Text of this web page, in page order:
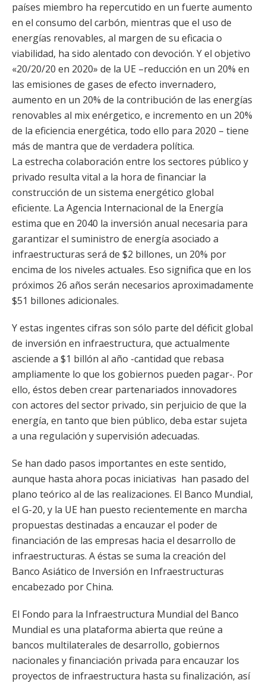
países miembro ha repercutido en un fuerte aumento
en el consumo del carbón, mientras que el uso de
energías renovables, al margen de su eficacia o
viabilidad, ha sido alentado con devoción. Y el objetivo
«20/20/20 en 2020» de la UE –reducción en un 20% en
las emisiones de gases de efecto invernadero,
aumento en un 20% de la contribución de las energías
renovables al mix enérgetico, e incremento en un 20%
de la eficiencia energética, todo ello para 2020 – tiene
más de mantra que de verdadera política.
La estrecha colaboración entre los sectores público y
privado resulta vital a la hora de financiar la
construcción de un sistema energético global
eficiente. La Agencia Internacional de la Energía
estima que en 2040 la inversión anual necesaria para
garantizar el suministro de energía asociado a
infraestructuras será de $2 billones, un 20% por
encima de los niveles actuales. Eso significa que en los
próximos 26 años serán necesarios aproximadamente
$51 billones adicionales.
Y estas ingentes cifras son sólo parte del déficit global
de inversión en infraestructura, que actualmente
asciende a $1 billón al año -cantidad que rebasa
ampliamente lo que los gobiernos pueden pagar-. Por
ello, éstos deben crear partenariados innovadores
con actores del sector privado, sin perjuicio de que la
energía, en tanto que bien público, deba estar sujeta
a una regulación y supervisión adecuadas.
Se han dado pasos importantes en este sentido,
aunque hasta ahora pocas iniciativas han pasado del
plano teórico al de las realizaciones. El Banco Mundial,
el G-20, y la UE han puesto recientemente en marcha
propuestas destinadas a encauzar el poder de
financiación de las empresas hacia el desarrollo de
infraestructuras. A éstas se suma la creación del
Banco Asiático de Inversión en Infraestructuras
encabezado por China.
El Fondo para la Infraestructura Mundial del Banco
Mundial es una plataforma abierta que reúne a
bancos multilaterales de desarrollo, gobiernos
nacionales y financiación privada para encauzar los
proyectos de infraestructura hasta su finalización, así